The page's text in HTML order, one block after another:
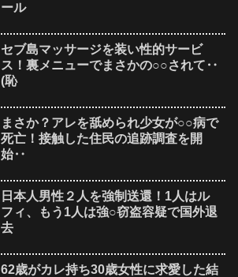
ール
セブ島マッサージを装い性的サービ
ス！裏メニューでまさかの○○されて‥
(恥
まさか？アレを舐められ少女が○○病で
死亡！接触した住民の追跡調査を開
始‥
日本人男性２人を強制送還！1人はル
フィ、もう1人は強○窃盗容疑で国外退
去
62歳がカレ持ち30歳女性に求愛した結